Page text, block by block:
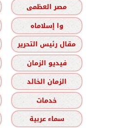
مصر العظمى
وا إسلاماه
مقال رئيس التحرير
فيديو الزمان
الزمان الخالد
خدمات
سماء عربية